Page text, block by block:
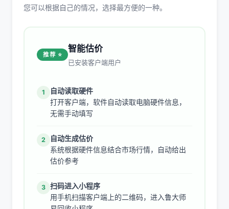
您可以根据自己的情况，选择最方便的一种。
推荐 ⭐
智能估价
已安装客户端用户
1
自动读取硬件
打开客户端，软件自动读取电脑硬件信息，
无需手动填写
2
自动生成估价
系统根据硬件信息结合市场行情，自动给出
估价参考
3 扫码进入小程序
用手机扫描客户端上的二维码，进入鲁大师